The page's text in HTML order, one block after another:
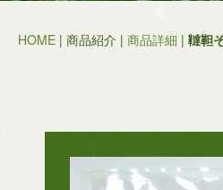
HOME | 商品紹介 | 商品詳細 | 韃靼